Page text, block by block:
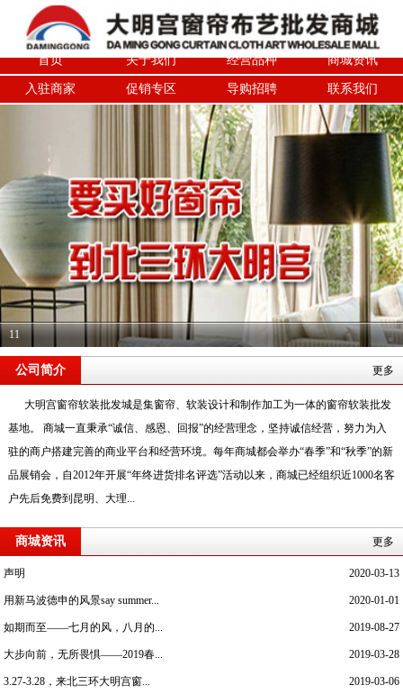
首页 关于我们 经营品种 商城资讯
入驻商家 促销专区 导购招聘 联系我们
11
公司简介 更多
大明宫窗帘软装批发城是集窗帘、软装设计和制作加工为一体的窗帘软装批发
基地。 商城一直秉承“诚信、感恩、回报”的经营理念，坚持诚信经营，努力为入
驻的商户搭建完善的商业平台和经营环境。每年商城都会举办“春季”和“秋季”的新
品展销会，自2012年开展“年终进货排名评选”活动以来，商城已经组织近1000名客
户先后免费到昆明、大理...
商城资讯 更多
2020-03-13
声明
2020-01-01
用新马波德申的风景say summer...
2019-08-27
如期而至——七月的风，八月的...
2019-03-28
大步向前，无所畏惧——2019春...
2019-03-06
3.27-3.28，来北三环大明宫窗...